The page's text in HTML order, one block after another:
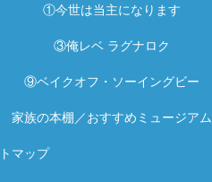
①今世は当主になります
③俺レベ ラグナロク
⑨ベイクオフ・ソーイングビー
家族の本棚／おすすめミュージアム
マップ